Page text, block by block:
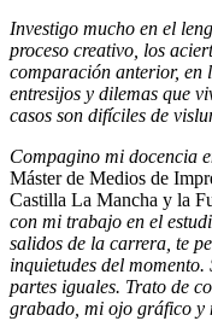
Investigo mucho en el
proceso creativo, los
comparación anterior, en
entresijos y dilemas que
casos son difíciles de
Compagino mi docencia
Máster de Medios de
Castilla La Mancha y la
con mi trabajo en el
salidos de la carrera, te
inquietudes del momento.
partes iguales. Trato de
grabado, mi ojo gráfico y